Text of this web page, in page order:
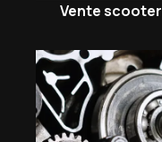
Vente scooter